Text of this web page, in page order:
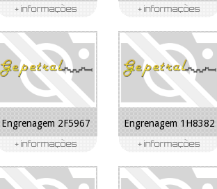
Engrenagem 2F5967 Engrenagem 1H8382